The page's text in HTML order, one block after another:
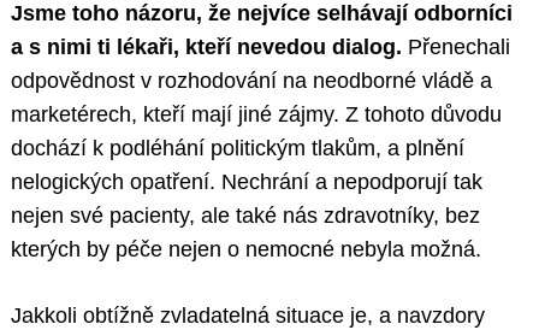
Jsme toho názoru, že nejvíce selhávají odborníci
a s nimi ti lékaři, kteří nevedou dialog. Přenechali
odpovědnost v rozhodování na neodborné vládě a
marketérech, kteří mají jiné zájmy. Z tohoto důvodu
dochází k podléhání politickým tlakům, a plnění
nelogických opatření. Nechrání a nepodporují tak
nejen své pacienty, ale také nás zdravotníky, bez
kterých by péče nejen o nemocné nebyla možná.
Jakkoli obtížně zvladatelná situace je, a navzdory